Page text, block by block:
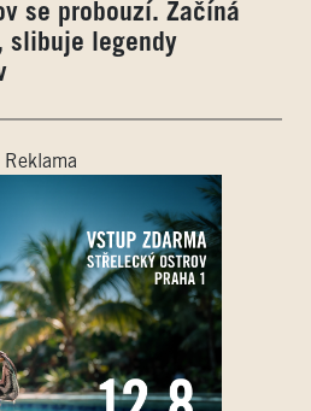
se probouzí. Začíná
slibuje legendy
Reklama